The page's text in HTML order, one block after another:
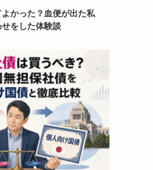
かった？血便が出た私
をした体験談